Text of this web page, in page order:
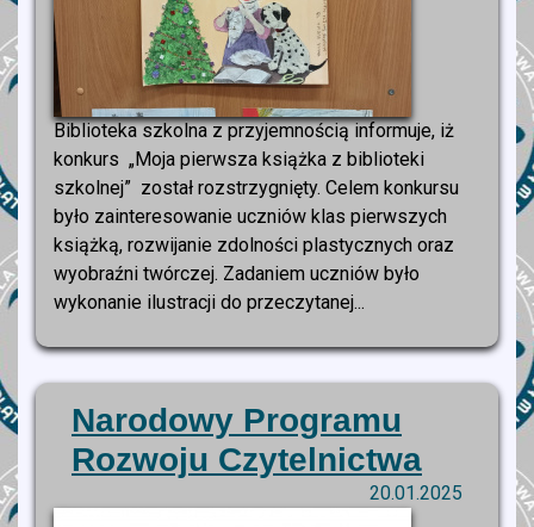
Biblioteka szkolna z przyjemnością informuje, iż
konkurs „Moja pierwsza książka z biblioteki
szkolnej” został rozstrzygnięty. Celem konkursu
było zainteresowanie uczniów klas pierwszych
książką, rozwijanie zdolności plastycznych oraz
wyobraźni twórczej. Zadaniem uczniów było
wykonanie ilustracji do przeczytanej...
Narodowy Programu
Rozwoju Czytelnictwa
20.01.2025